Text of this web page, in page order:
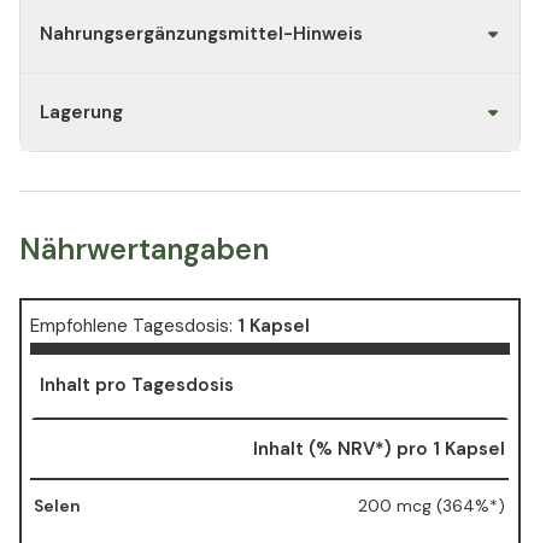
Nahrungsergänzungsmittel-Hinweis
Lagerung
Nährwertangaben
Empfohlene Tagesdosis: 1 Kapsel
Inhalt pro Tagesdosis
Inhalt (% NRV*) pro 1 Kapsel
Selen 200 mcg (364%*)